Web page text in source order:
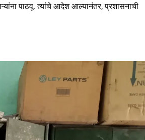
पाठवू. त्यांचे आदेश आल्यानंतर, प्रशासनाची